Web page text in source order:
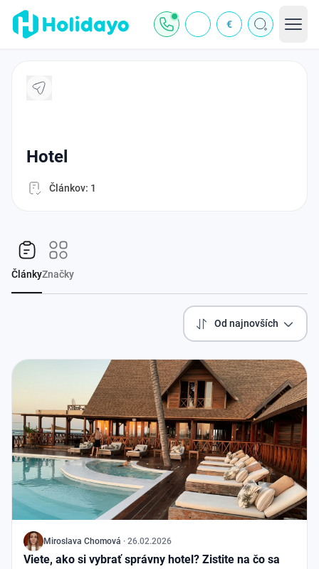
€
hotel
Článkov: 1
ČlánkyZnačky
Od najnovších
J Miroslava Chomová · 26.02.2026
Viete, ako si vybrať správny hotel? Zistite na čo sa